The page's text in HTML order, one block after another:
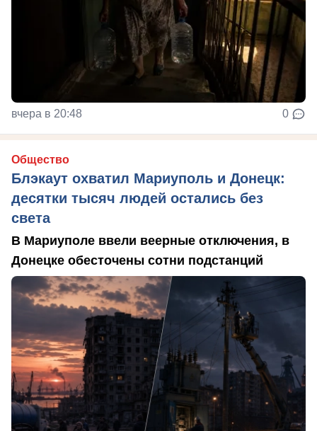
вчера в 20:48 0
Общество
Блэкаут охватил Мариуполь и Донецк:
десятки тысяч людей остались без
света
В Мариуполе ввели веерные отключения, в
Донецке обесточены сотни подстанций